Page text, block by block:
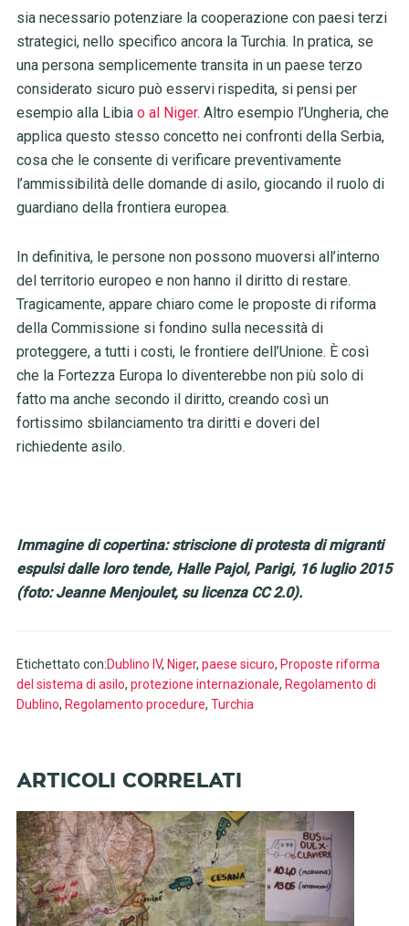
sia necessario potenziare la cooperazione con paesi terzi
strategici, nello specifico ancora la Turchia. In pratica, se
una persona semplicemente transita in un paese terzo
considerato sicuro può esservi rispedita, si pensi per
esempio alla Libia o al Niger. Altro esempio l’Ungheria,che
applica questo stesso concetto nei confronti della Serbia,
cosa che le consente di verificare preventivamente
l’ammissibilità delle domande di asilo, giocando il ruolo di
guardiano della frontiera europea.
In definitiva, le persone non possono muoversi all’interno
del territorio europeo e non hanno il diritto di restare.
Tragicamente, appare chiaro come le proposte di riforma
della Commissione si fondino sulla necessità di
proteggere, a tutti i costi, le frontiere dell’Unione. È così
che la Fortezza Europa lo diventerebbe non più solo di
fatto ma anche secondo il diritto, creando così un
fortissimo sbilanciamento tra diritti e doveri del
richiedente asilo.
Immagine di copertina: striscione di protesta di migranti
espulsi dalle loro tende, Halle Pajol, Parigi, 16 luglio 2015
(foto: Jeanne Menjoulet, su licenza CC 2.0).
Etichettato con:Dublino IV, Niger, paese sicuro, Proposte riforma
del sistema di asilo, protezione internazionale, Regolamento di
Dublino, Regolamento procedure, Turchia